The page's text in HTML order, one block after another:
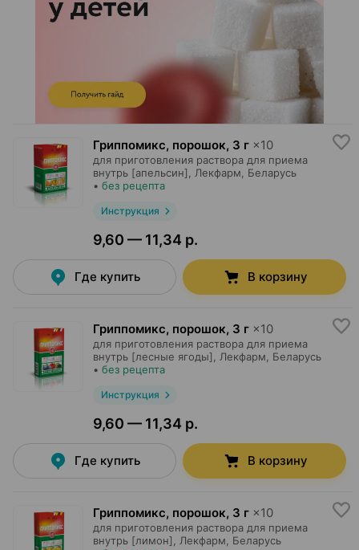
Гриппомикс, порошок, 3 г ×10
для приготовления раствора для приема
внутрь [апельсин],
Лекфарм , Беларусь
• без рецепта
Инструкция
9,60 — 11,34 р.
Где купить В корзину
Гриппомикс, порошок, 3 г ×10
для приготовления раствора для приема
внутрь [лесные ягоды],
Лекфарм , Беларусь
• без рецепта
Инструкция
9,60 — 11,34 р.
Где купить В корзину
Гриппомикс, порошок, 3 г ×10
для приготовления раствора для приема
внутрь [лимон],
Лекфарм , Беларусь